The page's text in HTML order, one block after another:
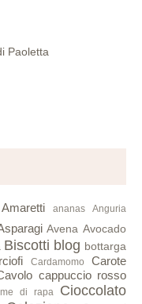
Paoletta
Amaretti ananas Anguria
Avena Avocado
Biscotti blog bottarga
Cardamomo Carote
cappuccio rosso
di rapa Cioccolato